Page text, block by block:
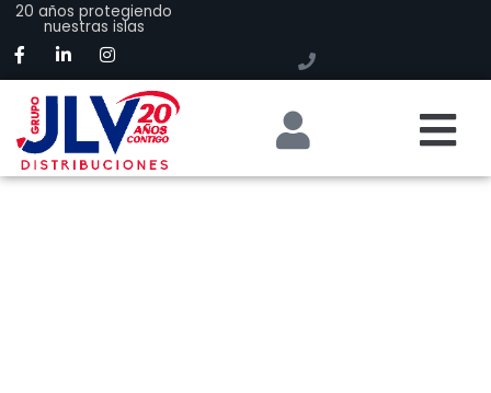
20 años protegiendo
nuestras islas